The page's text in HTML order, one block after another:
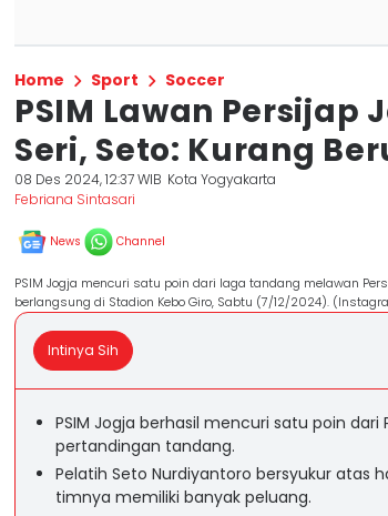
Home Sport Soccer
PSIM Lawan Persijap
Seri, Seto: Kurang
08 Des 2024, 12:37 WIB Kota Yogyakarta
Febriana Sintasari
News Channel
PSIM Jogja mencuri satu poin dari laga tandang melawan
berlangsung di Stadion Kebo Giro, Sabtu (7/12/2024).
Intinya Sih
PSIM Jogja berhasil mencuri satu poin dari
pertandingan tandang.
Pelatih Seto Nurdiyantoro bersyukur atas
timnya memiliki banyak peluang.